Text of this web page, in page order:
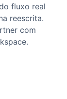
fluxo real
reescrita.
com